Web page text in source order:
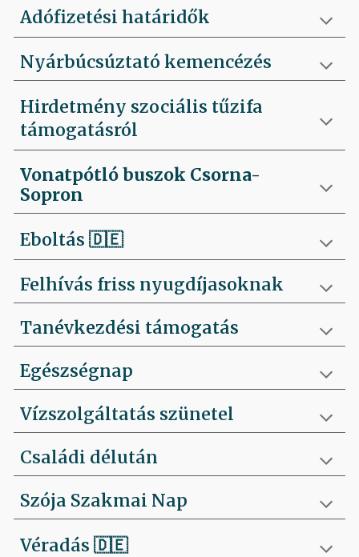
Adófizetési határidők
Nyárbúcsúztató kemencézés
Hirdetmény szociális tűzifa
támogatásról
Vonatpótló buszok Csorna-
Sopron
Eboltás🇩🇪
Felhívás friss nyugdíjasoknak
Tanévkezdési támogatás
Egészségnap
Vízszolgáltatás szünetel
Családi délután
Szója Szakmai Nap
Véradás🇩🇪